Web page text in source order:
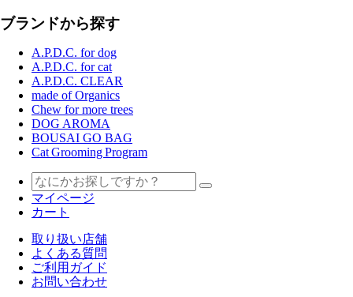
ブランドから探す
A.P.D.C. for dog
A.P.D.C. for cat
A.P.D.C. CLEAR
made of Organics
Chew for more trees
DOG AROMA
BOUSAI GO BAG
Cat Grooming Program
マイページ
カート
取り扱い店舗
よくある質問
ご利用ガイド
お問い合わせ